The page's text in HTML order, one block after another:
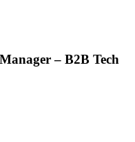
– B2B Tech